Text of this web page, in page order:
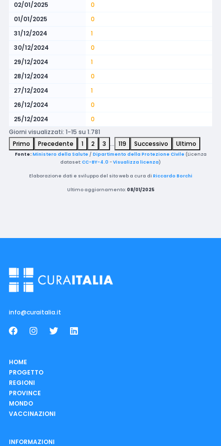
02/01/2025
0
01/01/2025
0
31/12/2024
1
30/12/2024
0
29/12/2024
1
28/12/2024
0
27/12/2024
1
26/12/2024
0
25/12/2024
0
Giorni visualizzati: 1-15 su 1.781
Primo
Precedente 1 2 3 … 119 Successivo Ultimo
Fonte: Ministero della Salute / Dipartimento della Protezione Civile (Licenza
dataset:CC-BY-4.0 -Visualizza licenza)
Elaborazione dati e sviluppo del sito web a cura di Riccardo Borchi
Ultimo aggiornamento: 08/01/2025
info@curaitalia.it
HOME
PROGETTO
REGIONI
PROVINCE
MONDO
VACCINAZIONI
INFORMAZIONI